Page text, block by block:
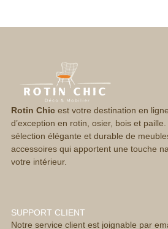
Rotin Chicest votre destination en
d’exception en rotin, osier, bois et
sélection élégante et durable de
accessoires qui apportent une touche
votre intérieur.
SUPPORT CLIENT
Notre service client est joignable par